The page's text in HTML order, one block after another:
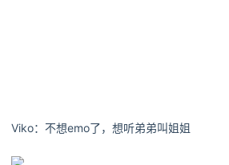
Viko：不想emo了，想听弟弟叫姐姐